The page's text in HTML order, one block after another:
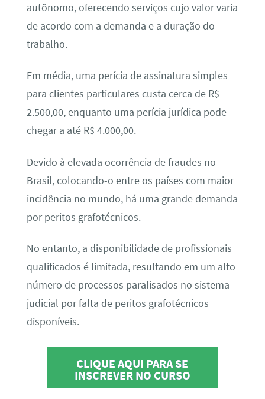
autônomo, oferecendo serviços cujo valor varia
de acordo com a demanda e a duração do
trabalho.
Em média, uma perícia de assinatura simples
para clientes particulares custa cerca de R$
2.500,00, enquanto uma perícia jurídica pode
chegar a até R$ 4.000,00.
Devido à elevada ocorrência de fraudes no
Brasil, colocando-o entre os países com maior
incidência no mundo, há uma grande demanda
por peritos grafotécnicos.
No entanto, a disponibilidade de profissionais
qualificados é limitada, resultando em um alto
número de processos paralisados no sistema
judicial por falta de peritos grafotécnicos
disponíveis.
CLIQUE AQUI PARA SE
INSCREVER NO CURSO